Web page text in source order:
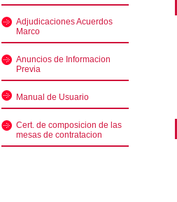
Adjudicaciones Acuerdos
Marco
Anuncios de Informacion
Previa
Manual de Usuario
Cert. de composicion de las
mesas de contratacion